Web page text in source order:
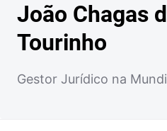
João Chagas
Tourinho
Gestor Jurídico na